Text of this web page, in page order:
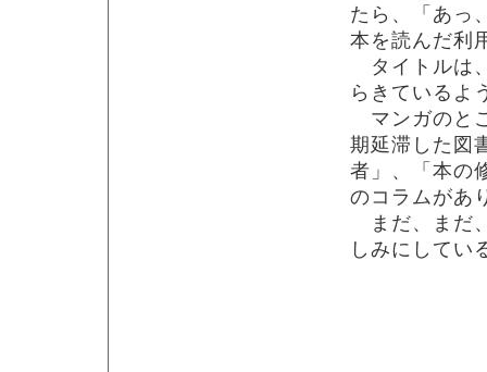
たら、「あっ
本を読んだ利
タイトルは
らきているよ
マンガのと
期延滞した図
者」、「本の
のコラムがあ
まだ、まだ
しみにしてい